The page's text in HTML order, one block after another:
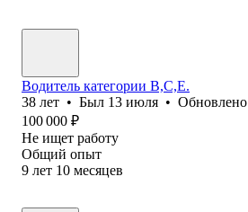
Водитель категории B,C,E.
38 лет • Был 13 июля • Обновлено
100 000 ₽
Не ищет работу
Общий опыт
9 лет 10 месяцев